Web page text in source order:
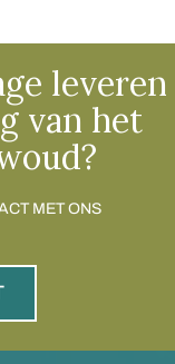
leveren
van het
MET ONS